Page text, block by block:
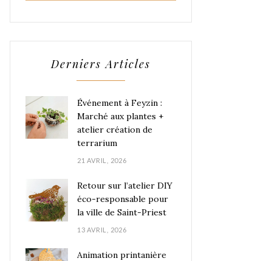
Derniers Articles
Événement à Feyzin :
Marché aux plantes +
atelier création de
terrarium
21 AVRIL, 2026
Retour sur l’atelier DIY
éco-responsable pour
la ville de Saint-Priest
13 AVRIL, 2026
Animation printanière